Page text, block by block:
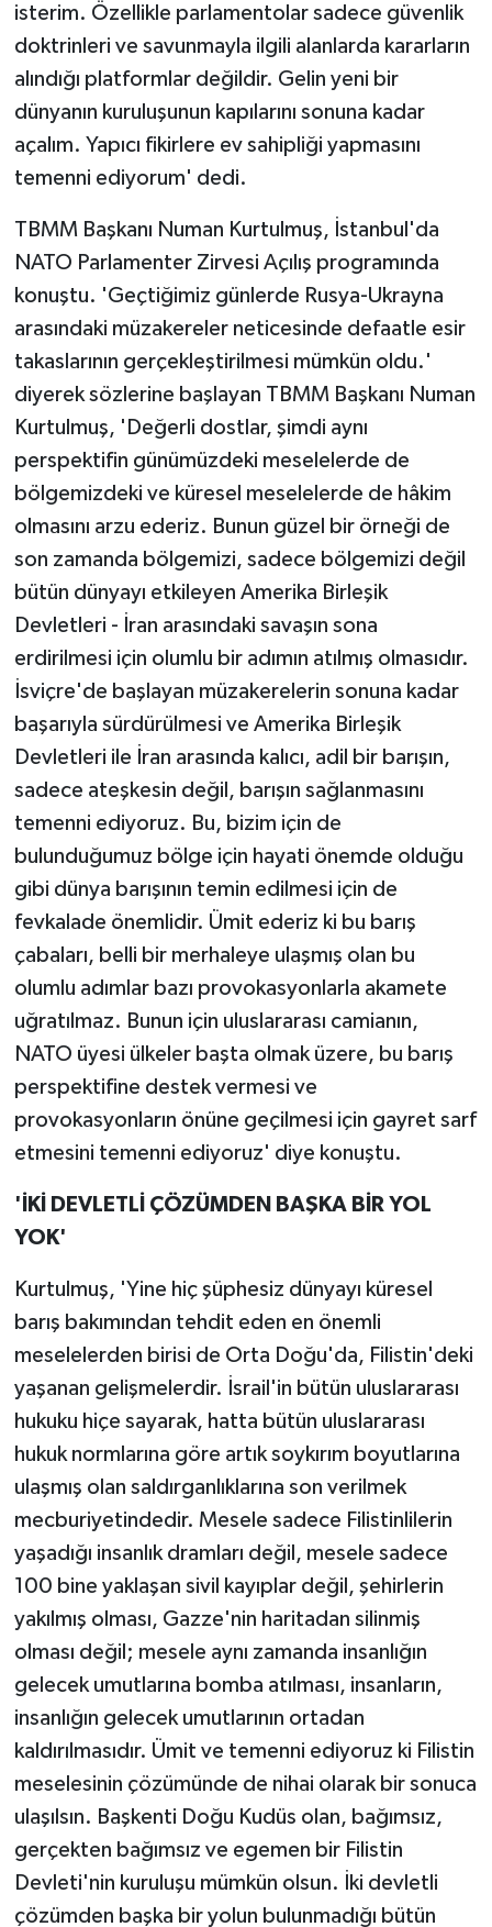
isterim. Özellikle parlamentolar sadece güvenlik
doktrinleri ve savunmayla ilgili alanlarda kararların
alındığı platformlar değildir. Gelin yeni bir
dünyanın kuruluşunun kapılarını sonuna kadar
açalım. Yapıcı fikirlere ev sahipliği yapmasını
temenni ediyorum' dedi.
TBMM Başkanı Numan Kurtulmuş, İstanbul'da
NATO Parlamenter Zirvesi Açılış programında
konuştu. 'Geçtiğimiz günlerde Rusya-Ukrayna
arasındaki müzakereler neticesinde defaatle esir
takaslarının gerçekleştirilmesi mümkün oldu.'
diyerek sözlerine başlayan TBMM Başkanı Numan
Kurtulmuş, 'Değerli dostlar, şimdi aynı
perspektifin günümüzdeki meselelerde de
bölgemizdeki ve küresel meselelerde de hâkim
olmasını arzu ederiz. Bunun güzel bir örneği de
son zamanda bölgemizi, sadece bölgemizi değil
bütün dünyayı etkileyen Amerika Birleşik
Devletleri - İran arasındaki savaşın sona
erdirilmesi için olumlu bir adımın atılmış olmasıdır.
İsviçre'de başlayan müzakerelerin sonuna kadar
başarıyla sürdürülmesi ve Amerika Birleşik
Devletleri ile İran arasında kalıcı, adil bir barışın,
sadece ateşkesin değil, barışın sağlanmasını
temenni ediyoruz. Bu, bizim için de
bulunduğumuz bölge için hayati önemde olduğu
gibi dünya barışının temin edilmesi için de
fevkalade önemlidir. Ümit ederiz ki bu barış
çabaları, belli bir merhaleye ulaşmış olan bu
olumlu adımlar bazı provokasyonlarla akamete
uğratılmaz. Bunun için uluslararası camianın,
NATO üyesi ülkeler başta olmak üzere, bu barış
perspektifine destek vermesi ve
provokasyonların önüne geçilmesi için gayret sarf
etmesini temenni ediyoruz' diye konuştu.
'İKİ DEVLETLİ ÇÖZÜMDEN BAŞKA BİR YOL
YOK'
Kurtulmuş, 'Yine hiç şüphesiz dünyayı küresel
barış bakımından tehdit eden en önemli
meselelerden birisi de Orta Doğu'da, Filistin'deki
yaşanan gelişmelerdir. İsrail'in bütün uluslararası
hukuku hiçe sayarak, hatta bütün uluslararası
hukuk normlarına göre artık soykırım boyutlarına
ulaşmış olan saldırganlıklarına son verilmek
mecburiyetindedir. Mesele sadece Filistinlilerin
yaşadığı insanlık dramları değil, mesele sadece
100 bine yaklaşan sivil kayıplar değil, şehirlerin
yakılmış olması, Gazze'nin haritadan silinmiş
olması değil; mesele aynı zamanda insanlığın
gelecek umutlarına bomba atılması, insanların,
insanlığın gelecek umutlarının ortadan
kaldırılmasıdır. Ümit ve temenni ediyoruz ki Filistin
meselesinin çözümünde de nihai olarak bir sonuca
ulaşılsın. Başkenti Doğu Kudüs olan, bağımsız,
gerçekten bağımsız ve egemen bir Filistin
Devleti'nin kuruluşu mümkün olsun. İki devletli
çözümden başka bir yolun bulunmadığı bütün
Yaşam